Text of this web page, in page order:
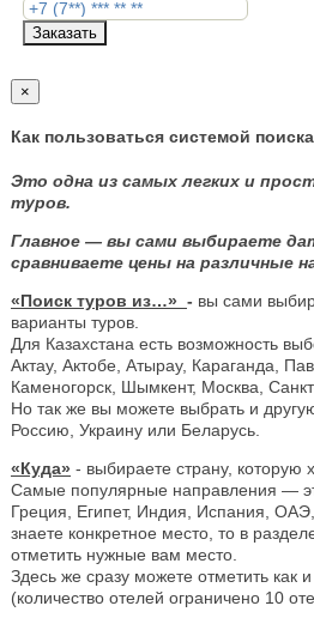
Заказать
×
Как пользоваться системой
Это одна из самых легких и
туров.
Главное — вы сами выбираете
сравниваете цены на различные
«Поиск туров из…» - вы сами
варианты туров.
Для Казахстана есть возможность
Актау, Актобе, Атырау, Караганда,
Каменогорск, Шымкент, Москва,
Но так же вы можете выбрать и
Россию, Украину или Беларусь.
«Куда» - выбираете страну, которую
Самые популярные направления —
Греция, Египет, Индия, Испания,
знаете конкретное место, то в
отметить нужные вам место.
Здесь же сразу можете отметить как и
(количество отелей ограничено 10